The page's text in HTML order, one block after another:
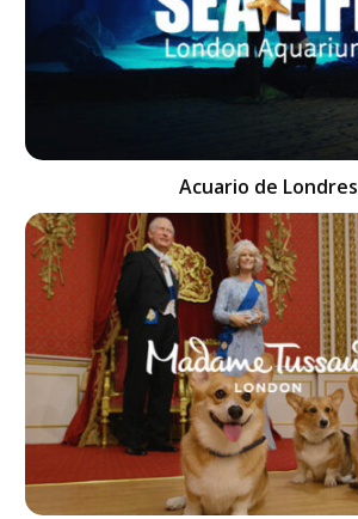
Acuario de Londres